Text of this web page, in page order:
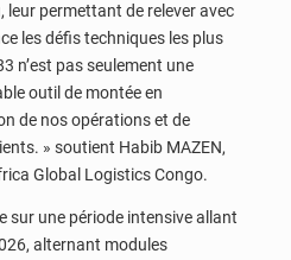
permettant de relever avec
les défis techniques les plus
n’est pas seulement une
outil de montée en
de nos opérations et de
» soutient Habib MAZEN,
Global Logistics Congo.
sur une période intensive allant
alternant modules